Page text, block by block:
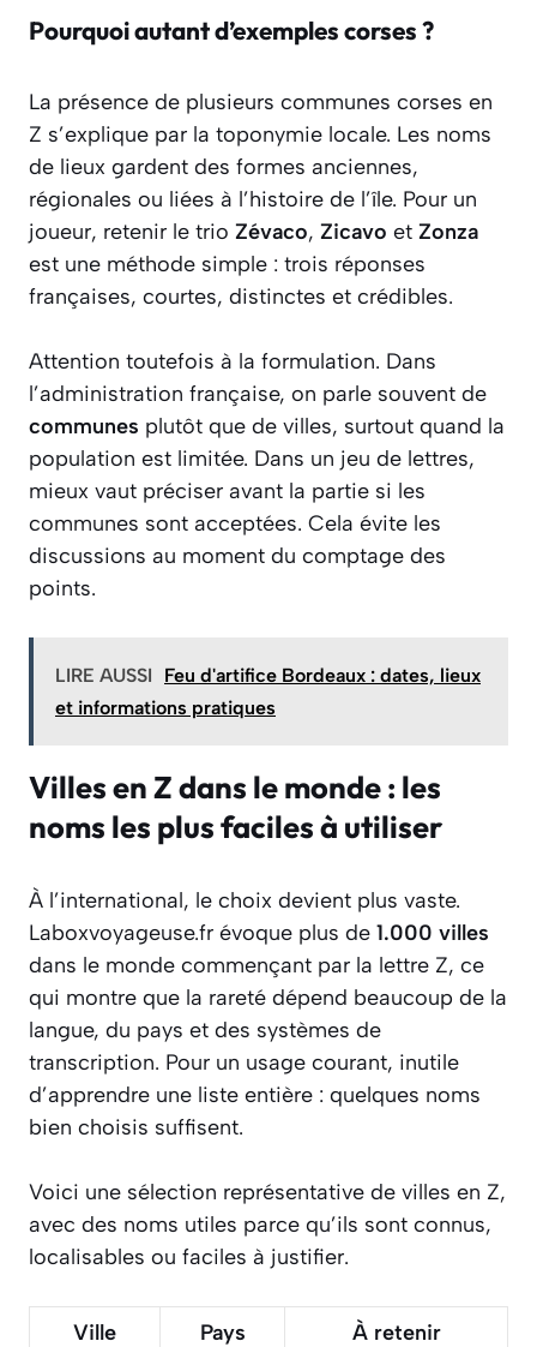
Pourquoi autant d’exemples corses ?
La présence de plusieurs communes corses en
Z s’explique par la toponymie locale. Les noms
de lieux gardent des formes anciennes,
régionales ou liées à l’histoire de l’île. Pour un
joueur, retenir le trio Zévaco, Zicavo et Zonza
est une méthode simple : trois réponses
françaises, courtes, distinctes et crédibles.
Attention toutefois à la formulation. Dans
l’administration française, on parle souvent de
communes plutôt que de villes, surtout quand la
population est limitée. Dans un jeu de lettres,
mieux vaut préciser avant la partie si les
communes sont acceptées. Cela évite les
discussions au moment du comptage des
points.
LIRE AUSSI
Feu d'artifice Bordeaux : dates, lieux
et informations pratiques
Villes en Z dans le monde : les
noms les plus faciles à utiliser
À l’international, le choix devient plus vaste.
Laboxvoyageuse.fr évoque plus de 1.000 villes
dans le monde commençant par la lettre Z, ce
qui montre que la rareté dépend beaucoup de la
langue, du pays et des systèmes de
transcription. Pour un usage courant, inutile
d’apprendre une liste entière : quelques noms
bien choisis suffisent.
Voici une sélection représentative de villes en Z,
avec des noms utiles parce qu’ils sont connus,
localisables ou faciles à justifier.
Ville Pays À retenir